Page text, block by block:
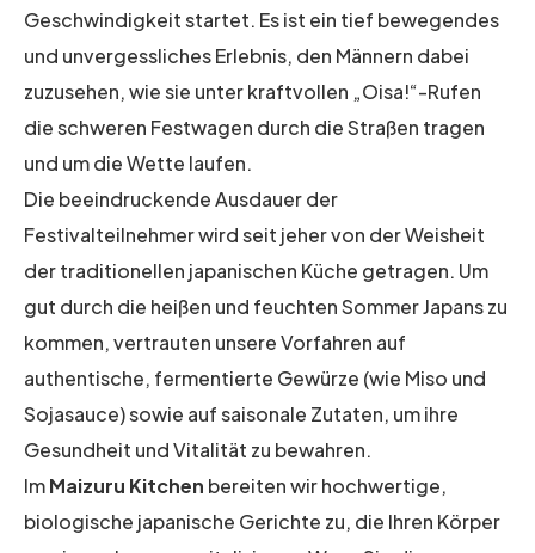
Geschwindigkeit startet. Es ist ein tief bewegendes
und unvergessliches Erlebnis, den Männern dabei
zuzusehen, wie sie unter kraftvollen „Oisa!“-Rufen
die schweren Festwagen durch die Straßen tragen
und um die Wette laufen.
Die beeindruckende Ausdauer der
Festivalteilnehmer wird seit jeher von der Weisheit
der traditionellen japanischen Küche getragen. Um
gut durch die heißen und feuchten Sommer Japans zu
kommen, vertrauten unsere Vorfahren auf
authentische, fermentierte Gewürze (wie Miso und
Sojasauce) sowie auf saisonale Zutaten, um ihre
Gesundheit und Vitalität zu bewahren.
ImMaizuru Kitchen bereiten wir hochwertige,
biologische japanische Gerichte zu, die Ihren Körper